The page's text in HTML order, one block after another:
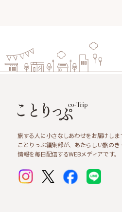
旅する人に小さなしあわせをお届けしま
ことりっぷ編集部が、あたらしい旅のき
情報を毎日配信するWEBメディアです。